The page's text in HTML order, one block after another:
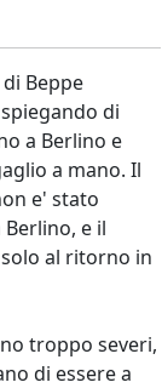
Beppe
di
a Berlino e
a mano. Il
e' stato
e il
al ritorno in
troppo severi,
di essere a